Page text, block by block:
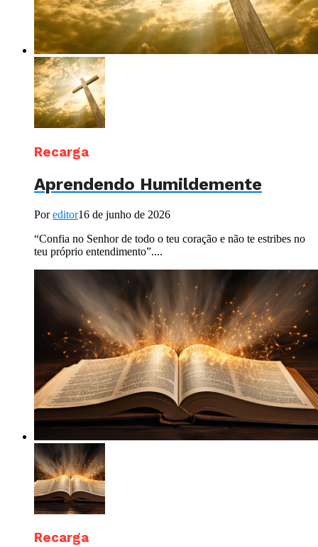
Recarga
Aprendendo Humildemente
Poreditor16 de junho de 2026
“Confia no Senhor de todo o teu coração e não te estribes no
teu próprio entendimento”....
Recarga